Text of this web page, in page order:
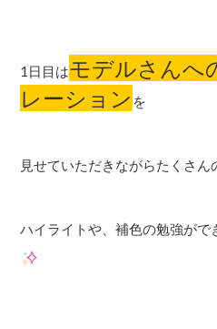
1日目はモデルさんへ
レーション を
見せていただきながらたくさん
ハイライトや、補色の勉強がで